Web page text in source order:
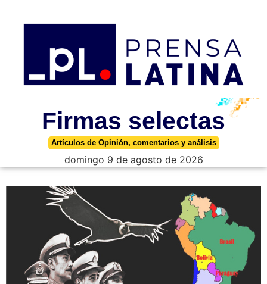
Firmas selectas
Artículos de Opinión, comentarios y análisis
domingo 9 de agosto de 2026